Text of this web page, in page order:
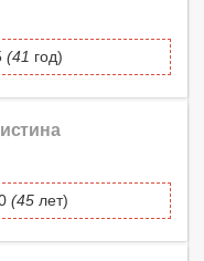
(41 год)
(45 лет)